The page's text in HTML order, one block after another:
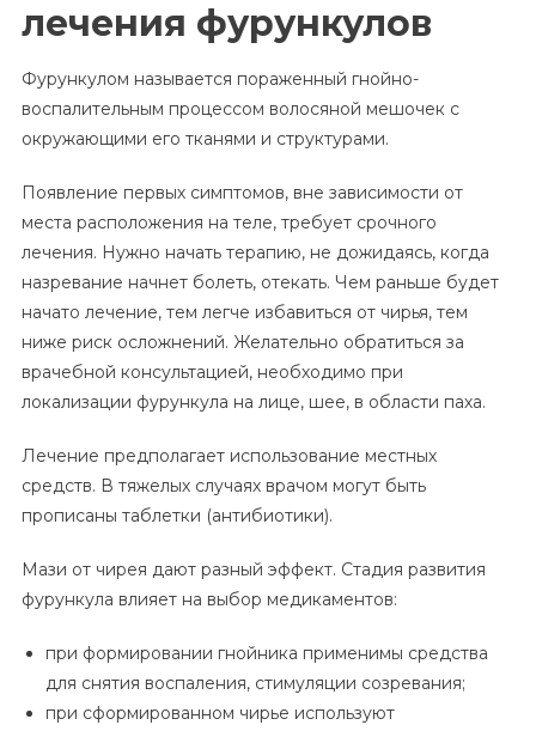
лечения фурункулов
Фурункулом называется пораженный гнойно-
воспалительным процессом волосяной мешочек с
окружающими его тканями и структурами.
Появление первых симптомов, вне зависимости от
места расположения на теле, требует срочного
лечения. Нужно начать терапию, не дожидаясь, когда
назревание начнет болеть, отекать. Чем раньше будет
начато лечение, тем легче избавиться от чирья, тем
ниже риск осложнений. Желательно обратиться за
врачебной консультацией, необходимо при
локализации фурункула на лице, шее, в области паха.
Лечение предполагает использование местных
средств. В тяжелых случаях врачом могут быть
прописаны таблетки (антибиотики).
Мази от чирея дают разный эффект. Стадия развития
фурункула влияет на выбор медикаментов:
при формировании гнойника применимы средства
для снятия воспаления, стимуляции созревания;
при сформированном чирье используют